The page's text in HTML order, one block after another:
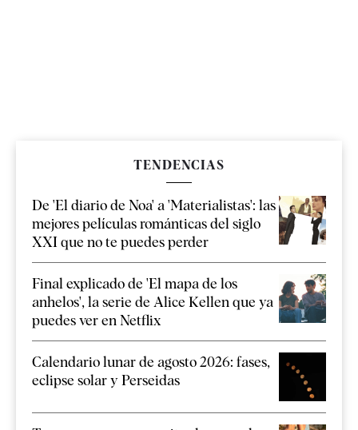
TENDENCIAS
De 'El diario de Noa' a 'Materialistas': las
mejores películas románticas del siglo
XXI que no te puedes perder
Final explicado de 'El mapa de los
anhelos', la serie de Alice Kellen que ya
puedes ver en Netflix
Calendario lunar de agosto 2026: fases,
eclipse solar y Perseidas